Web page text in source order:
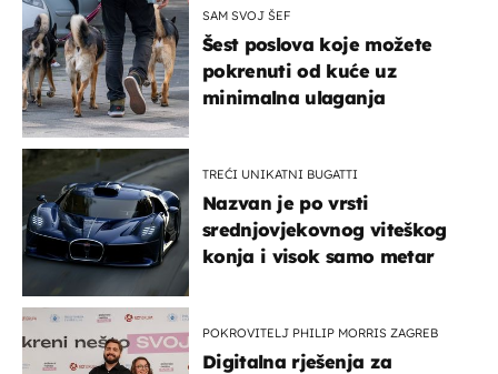
SAM SVOJ ŠEF
Šest poslova koje možete
pokrenuti od kuće uz
minimalna ulaganja
TREĆI UNIKATNI BUGATTI
Nazvan je po vrsti
srednjovjekovnog viteškog
konja i visok samo metar
POKROVITELJ PHILIP MORRIS ZAGREB
Digitalna rješenja za